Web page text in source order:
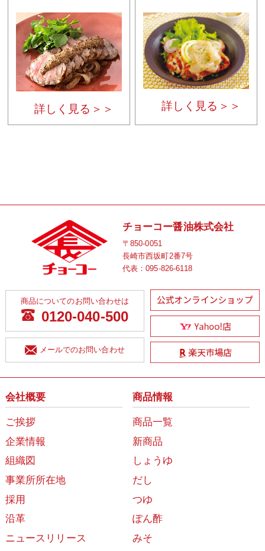
詳しく見る＞＞ 詳しく見る＞＞
チョーコー醤油株式会社
〒850-0051
長崎市西坂町2番7号
代表：095-826-6118
商品についてのお問い合わせは
0120-040-500
メールでのお問い合わせ
会社概要
ご挨拶
企業情報
組織図
事業所所在地
採用
沿革
ニュースリリース
商品情報
商品一覧
新商品
しょうゆ
だし
つゆ
ぽん酢
みそ